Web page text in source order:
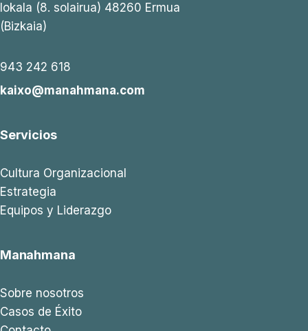
lokala (8. solairua) 48260 Ermua
(Bizkaia)
943 242 618
kaixo@manahmana.com
Servicios
Cultura Organizacional
Estrategia
Equipos y Liderazgo
Manahmana
Sobre nosotros
Casos de Éxito